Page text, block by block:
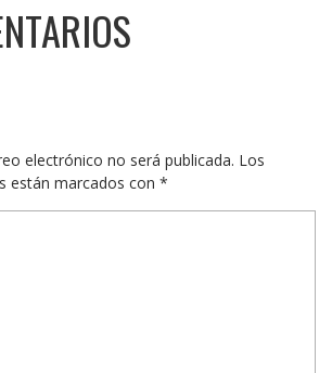
electrónico no será publicada. Los
están marcados con *